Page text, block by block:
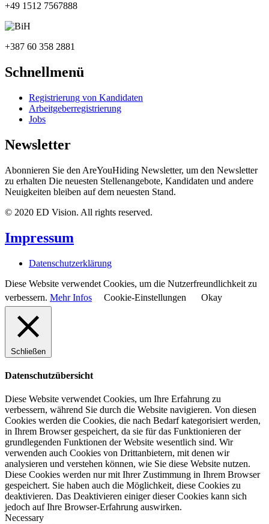
+49 1512 7567888
+387 60 358 2881
Schnellmenü
Registrierung von Kandidaten
Arbeitgeberregistrierung
Jobs
Newsletter
Abonnieren Sie den AreYouHiding Newsletter, um den Newsletter
zu erhalten Die neuesten Stellenangebote, Kandidaten und andere
Neuigkeiten bleiben auf dem neuesten Stand.
© 2020 ED Vision. All rights reserved.
Impressum
Datenschutzerklärung
Diese Website verwendet Cookies, um die Nutzerfreundlichkeit zu
verbessern. Mehr Infos Cookie-Einstellungen Okay
Schließen
Datenschutzübersicht
Diese Website verwendet Cookies, um Ihre Erfahrung zu
verbessern, während Sie durch die Website navigieren. Von diesen
Cookies werden die Cookies, die nach Bedarf kategorisiert werden,
in Ihrem Browser gespeichert, da sie für das Funktionieren der
grundlegenden Funktionen der Website wesentlich sind. Wir
verwenden auch Cookies von Drittanbietern, mit denen wir
analysieren und verstehen können, wie Sie diese Website nutzen.
Diese Cookies werden nur mit Ihrer Zustimmung in Ihrem Browser
gespeichert. Sie haben auch die Möglichkeit, diese Cookies zu
deaktivieren. Das Deaktivieren einiger dieser Cookies kann sich
jedoch auf Ihre Browser-Erfahrung auswirken.
Necessary